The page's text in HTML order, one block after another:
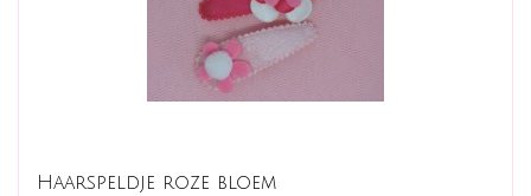
Haarspeldje roze bloem